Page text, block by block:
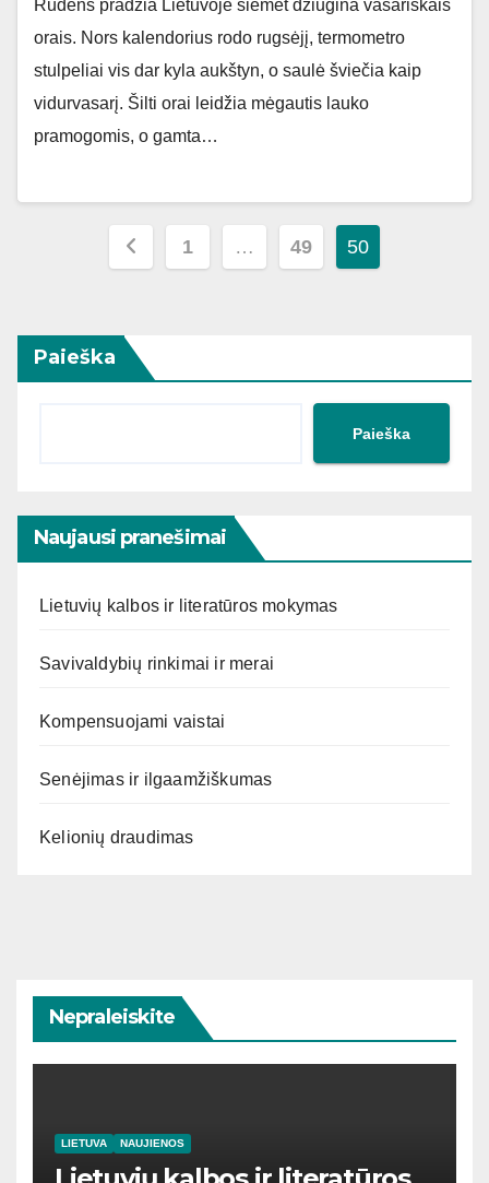
Rudens pradžia Lietuvoje šiemet džiugina vasariškais
orais. Nors kalendorius rodo rugsėjį, termometro
stulpeliai vis dar kyla aukštyn, o saulė šviečia kaip
vidurvasarį. Šilti orai leidžia mėgautis lauko
pramogomis, o gamta…
Įrašų
1 … 49 50
Paieška
Paieška
Naujausi pranešimai
Lietuvių kalbos ir literatūros mokymas
Savivaldybių rinkimai ir merai
Kompensuojami vaistai
Senėjimas ir ilgaamžiškumas
Kelionių draudimas
Nepraleiskite
LIETUVA NAUJIENOS